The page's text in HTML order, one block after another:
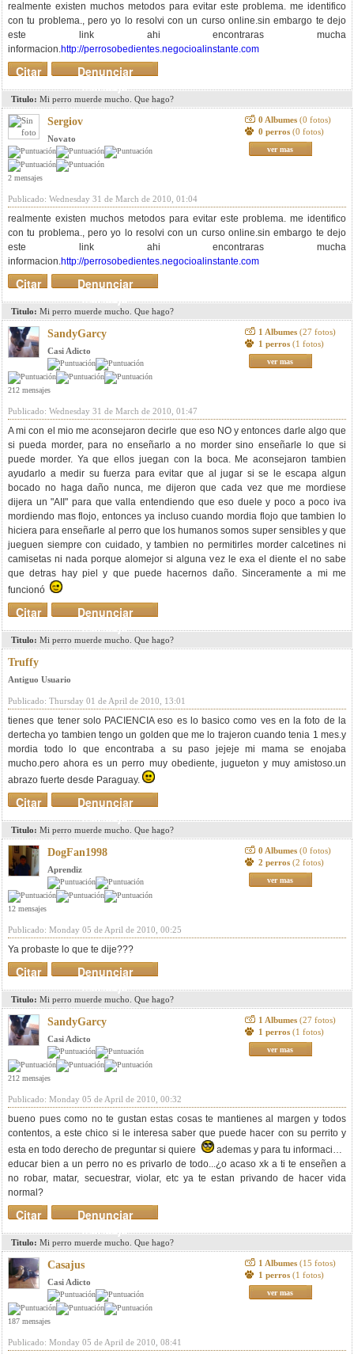
realmente existen muchos metodos para evitar este problema. me identifico
con tu problema., pero yo lo resolvi con un curso online.sin embargo te dejo
este link ahi encontraras mucha
informacion.http://perrosobedientes.negocioalinstante.com
Denunciar
mensaje
Citar
Titulo: Mi perro muerde mucho. Que hago?
Sergiov
Novato
2 mensajes
0 Albumes (0 fotos)
0 perros (0 fotos)
ver mas
Publicado: Wednesday 31 de March de 2010, 01:04
realmente existen muchos metodos para evitar este problema. me identifico
con tu problema., pero yo lo resolvi con un curso online.sin embargo te dejo
este link ahi encontraras mucha
informacion.http://perrosobedientes.negocioalinstante.com
Denunciar
mensaje
Citar
Titulo: Mi perro muerde mucho. Que hago?
SandyGarcy
Casi Adicto
212 mensajes
1 Albumes (27 fotos)
1 perros (1 fotos)
ver mas
Publicado: Wednesday 31 de March de 2010, 01:47
A mi con el mio me aconsejaron decirle que eso NO y entonces darle algo que
si pueda morder, para no enseñarlo a no morder sino enseñarle lo que si
puede morder. Ya que ellos juegan con la boca. Me aconsejaron tambien
ayudarlo a medir su fuerza para evitar que al jugar si se le escapa algun
bocado no haga daño nunca, me dijeron que cada vez que me mordiese
dijera un "AII" para que valla entendiendo que eso duele y poco a poco iva
mordiendo mas flojo, entonces ya incluso cuando mordia flojo que tambien lo
hiciera para enseñarle al perro que los humanos somos super sensibles y que
jueguen siempre con cuidado, y tambien no permitirles morder calcetines ni
camisetas ni nada porque alomejor si alguna vez le exa el diente el no sabe
que detras hay piel y que puede hacernos daño. Sinceramente a mi me
funcionó
Denunciar
mensaje
Citar
Titulo: Mi perro muerde mucho. Que hago?
Truffy
Antiguo Usuario
Publicado: Thursday 01 de April de 2010, 13:01
tienes que tener solo PACIENCIA eso es lo basico como ves en la foto de la
dertecha yo tambien tengo un golden que me lo trajeron cuando tenia 1 mes.y
mordia todo lo que encontraba a su paso jejeje mi mama se enojaba
mucho.pero ahora es un perro muy obediente, jugueton y muy amistoso.un
abrazo fuerte desde Paraguay.
Denunciar
mensaje
Citar
Titulo: Mi perro muerde mucho. Que hago?
DogFan1998
Aprendiz
12 mensajes
0 Albumes (0 fotos)
2 perros (2 fotos)
ver mas
Publicado: Monday 05 de April de 2010, 00:25
Ya probaste lo que te dije???
Denunciar
mensaje
Citar
Titulo: Mi perro muerde mucho. Que hago?
SandyGarcy
Casi Adicto
212 mensajes
1 Albumes (27 fotos)
1 perros (1 fotos)
ver mas
Publicado: Monday 05 de April de 2010, 00:32
bueno pues como no te gustan estas cosas te mantienes al margen y todos
contentos, a este chico si le interesa saber que puede hacer con su perrito y
esta en todo derecho de preguntar si quiere
ademas y para tu informacion,
educar bien a un perro no es privarlo de todo...¿o acaso xk a ti te enseñen a
no robar, matar, secuestrar, violar, etc ya te estan privando de hacer vida
normal?
Denunciar
mensaje
Citar
Titulo: Mi perro muerde mucho. Que hago?
Casajus
Casi Adicto
187 mensajes
1 Albumes (15 fotos)
1 perros (1 fotos)
ver mas
Publicado: Monday 05 de April de 2010, 08:41